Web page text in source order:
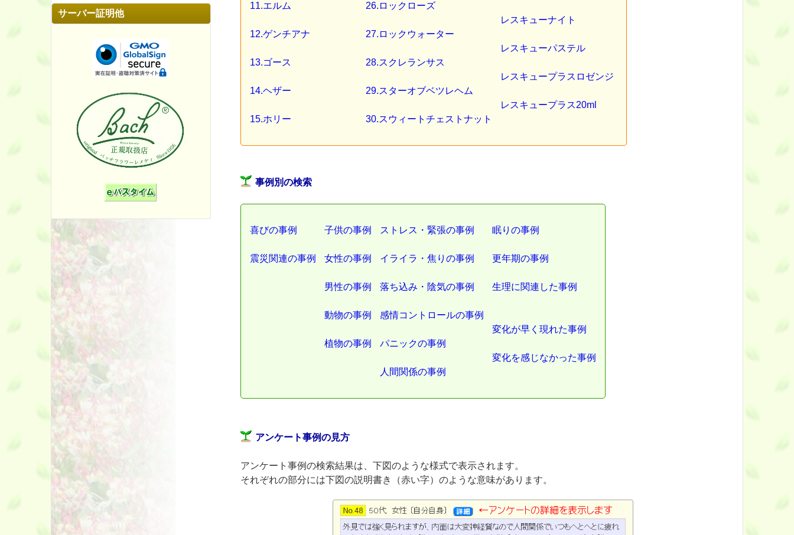
サーバー証明他
11.エルム
12.ゲンチアナ
13.ゴース
14.ヘザー
15.ホリー
26.ロックローズ
27.ロックウォーター
28.スクレランサス
29.スターオブベツレヘム
30.スウィートチェストナット
レスキューナイト
レスキューパステル
レスキュープラスロゼンジ
レスキュープラス20ml
事例別の検索
喜びの事例
震災関連の事例
子供の事例
女性の事例
男性の事例
動物の事例
植物の事例
ストレス・緊張の事例
イライラ・焦りの事例
落ち込み・陰気の事例
感情コントロールの事例
パニックの事例
人間関係の事例
眠りの事例
更年期の事例
生理に関連した事例
変化が早く現れた事例
変化を感じなかった事例
アンケート事例の見方
アンケート事例の検索結果は、下図のような様式で表示されます。
それぞれの部分には下図の説明書き（赤い字）のような意味があります。